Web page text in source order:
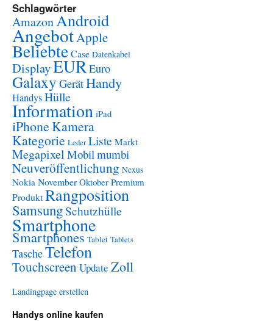
Schlagwörter
AmazonAndroid
AngebotApple
BeliebteCase Datenkabel
DisplayEUREuro
Galaxy GerätHandy
HandysHülle
Information iPad
iPhoneKamera
Kategorie Leder Liste Markt
Megapixel Mobilmumbi
Neuveröffentlichung Nexus
Nokia November Oktober Premium
ProduktRangposition
SamsungSchutzhülle
Smartphone
Smartphones Tablet Tablets
TascheTelefon
Touchscreen Update Zoll
Landingpage erstellen
Handys online kaufen